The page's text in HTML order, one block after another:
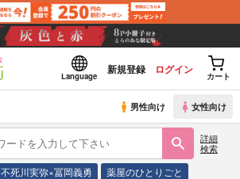
Language
新規登録 ログイン
カート
男性向け 女性向け
詳細
検索
不死川実弥×冨岡義勇 薬屋のひとりごと